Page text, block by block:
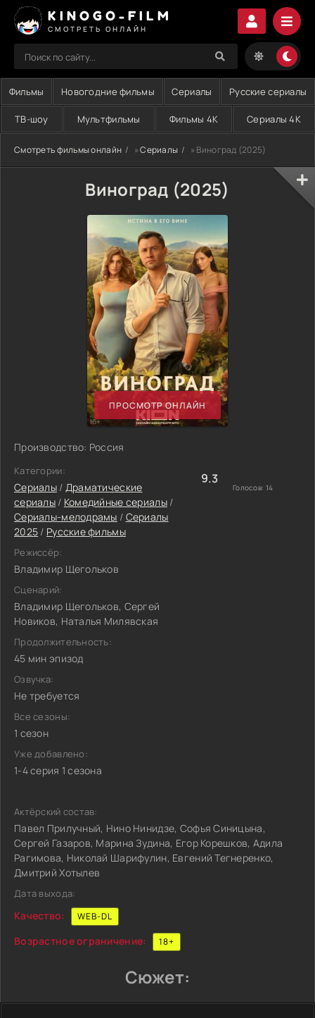
KINOGO-FILM
СМОТРЕТЬ ОНЛАЙН
Фильмы Новогодние фильмы Сериалы Русские сериалы
ТВ-шоу Мультфильмы Фильмы 4K Сериалы 4K
Смотреть фильмы онлайн »Сериалы » Виноград (2025)
Виноград (2025)
ПРОСМОТР ОНЛАЙН
Производство: Россия
Категории:
Сериалы/ Драматические
сериалы/ Комедийные сериалы/
Сериалы-мелодрамы / Сериалы
2025 / Русские фильмы
Режиссёр:
Владимир Щегольков
Сценарий:
Владимир Щегольков, Сергей
Новиков, Наталья Милявская
Продолжительность:
45 мин эпизод
Озвучка:
Не требуется
Все сезоны:
1 сезон
Уже добавлено:
1-4 серия 1 сезона
9.3
Голосов: 14
Актёрский состав:
Павел Прилучный, Нино Нинидзе, Софья Синицына,
Сергей Газаров, Марина Зудина, Егор Корешков, Адила
Рагимова, Николай Шарифулин, Евгений Тегнеренко,
Дмитрий Хотылев
Дата выхода:
Качество: WEB-DL
Возрастное ограничение: 18+
Сюжет: